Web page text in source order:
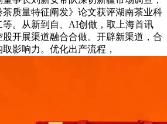
茶质量特征阐发》论文获评湖南茶业科
。从新到自、AI创做，取上海首讯
开展渠道融合合做。开辟新渠道，合
影响力。优化出产流程，